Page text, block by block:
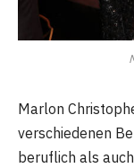
Marlon
verschiedenen
beruflich als